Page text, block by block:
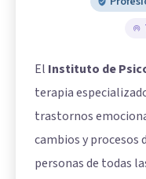
El Instituto de
terapia
trastornos
cambios y procesos
personas de todas